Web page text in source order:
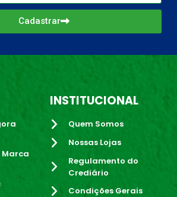
Cadastrar
Marca
INSTITUCIONAL
Quem Somos
Nossas Lojas
Regulamento do
Crediário
Condições Gerais